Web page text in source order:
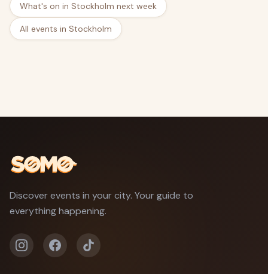
What's on in Stockholm next week
All events in Stockholm
Discover events in your city. Your guide to
everything happening.